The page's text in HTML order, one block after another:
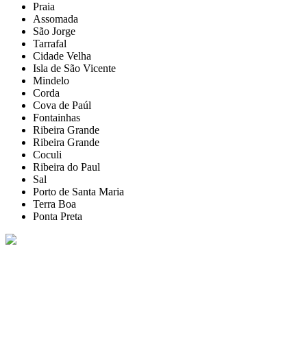
Praia
Assomada
São Jorge
Tarrafal
Cidade Velha
Isla de São Vicente
Mindelo
Corda
Cova de Paúl
Fontainhas
Ribeira Grande
Ribeira Grande
Coculi
Ribeira do Paul
Sal
Porto de Santa Maria
Terra Boa
Ponta Preta